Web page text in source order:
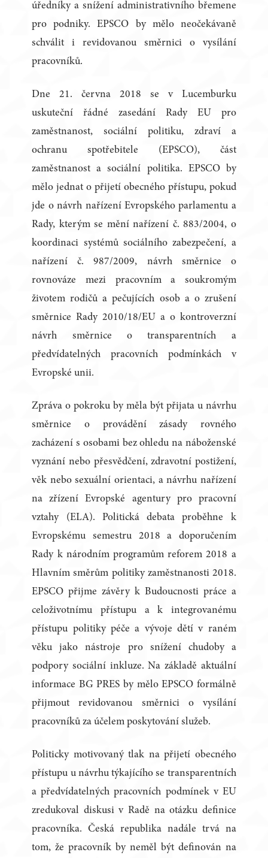
úředníky a snížení administrativního břemene
pro podniky. EPSCO by mělo neočekávaně
schválit i revidovanou směrnici o vysílání
pracovníků.
Dne 21. června 2018 se v Lucemburku
uskuteční řádné zasedání Rady EU pro
zaměstnanost, sociální politiku, zdraví a
ochranu spotřebitele (EPSCO), část
zaměstnanost a sociální politika. EPSCO by
mělo jednat o přijetí obecného přístupu, pokud
jde o návrh nařízení Evropského parlamentu a
Rady, kterým se mění nařízení č. 883/2004, o
koordinaci systémů sociálního zabezpečení, a
nařízení č. 987/2009, návrh směrnice o
rovnováze mezi pracovním a soukromým
životem rodičů a pečujících osob a o zrušení
směrnice Rady 2010/18/EU a o kontroverzní
návrh směrnice o transparentních a
předvídatelných pracovních podmínkách v
Evropské unii.
Zpráva o pokroku by měla být přijata u návrhu
směrnice o provádění zásady rovného
zacházení s osobami bez ohledu na náboženské
vyznání nebo přesvědčení, zdravotní postižení,
věk nebo sexuální orientaci, a návrhu nařízení
na zřízení Evropské agentury pro pracovní
vztahy (ELA). Politická debata proběhne k
Evropskému semestru 2018 a doporučením
Rady k národním programům reforem 2018 a
Hlavním směrům politiky zaměstnanosti 2018.
EPSCO přijme závěry k Budoucnosti práce a
celoživotnímu přístupu a k integrovanému
přístupu politiky péče a vývoje dětí v raném
věku jako nástroje pro snížení chudoby a
podpory sociální inkluze. Na základě aktuální
informace BG PRES by mělo EPSCO formálně
přijmout revidovanou směrnici o vysílání
pracovníků za účelem poskytování služeb.
Politicky motivovaný tlak na přijetí obecného
přístupu u návrhu týkajícího se transparentních
a předvídatelných pracovních podmínek v EU
zredukoval diskusi v Radě na otázku definice
pracovníka. Česká republika nadále trvá na
tom, že pracovník by neměl být definován na